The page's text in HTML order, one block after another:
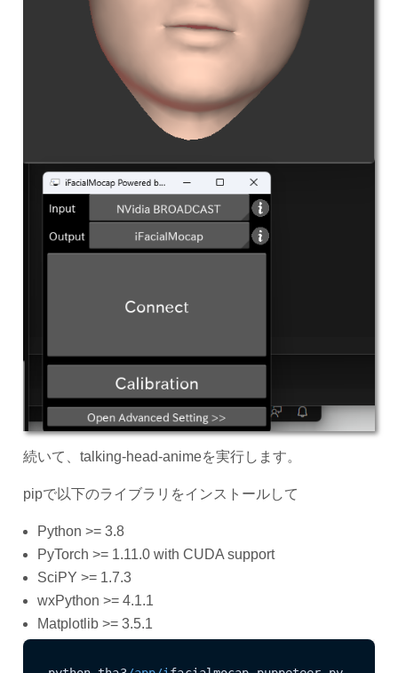
続いて、talking-head-animeを実行します。
pipで以下のライブラリをインストールして
Python >= 3.8
PyTorch >= 1.11.0 with CUDA support
SciPY >= 1.7.3
wxPython >= 4.1.1
Matplotlib >= 3.5.1